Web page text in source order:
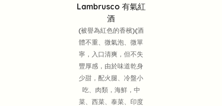
Lambrusco 有氣紅
酒
(被譽為紅色的香檳)(酒
體不重、微氣泡、微單
寧，入口清爽，但不失
豐厚感，由於味道乾身
少甜，配火腿、冷盤小
吃、肉類，海鮮，中
菜、西菜、泰菜、印度